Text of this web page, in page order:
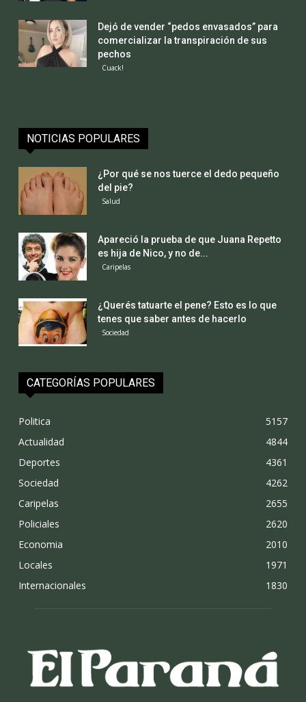
Dejó de vender “pedos envasados” para
comercializar la transpiración de sus
pechos
Cuack!
NOTICIAS POPULARES
¿Por qué se nos tuerce el dedo pequeño
del pie?
Salud
Apareció la prueba de que Juana Repetto
es hija de Nico, y no de...
Caripelas
¿Querés tatuarte el pene? Esto es lo que
tenes que saber antes de hacerlo
Sociedad
CATEGORÍAS POPULARES
Politica
5157
Actualidad
4844
Deportes
4361
Sociedad
4262
Caripelas
2655
Policiales
2620
Economia
2010
Locales
1971
Internacionales
1830